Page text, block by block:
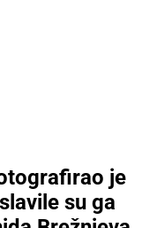
je
su ga